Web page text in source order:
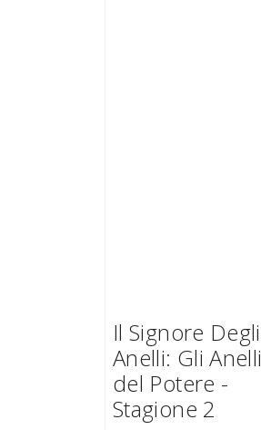
Il Signore Degli
Anelli: Gli Anelli
del Potere -
Stagione 2